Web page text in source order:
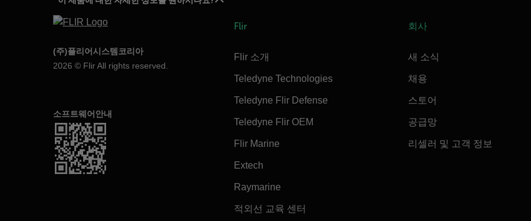
(주)플리어시스템코리아
2026 © Flir All rights reserved.
소프트웨어안내
Flir
Flir 소개
Teledyne Technologies
Teledyne Flir Defense
Teledyne Flir OEM
Flir Marine
Extech
Raymarine
적외선 교육 센터
회사
새 소식
채용
스토어
공급망
리셀러 및 고객 정보